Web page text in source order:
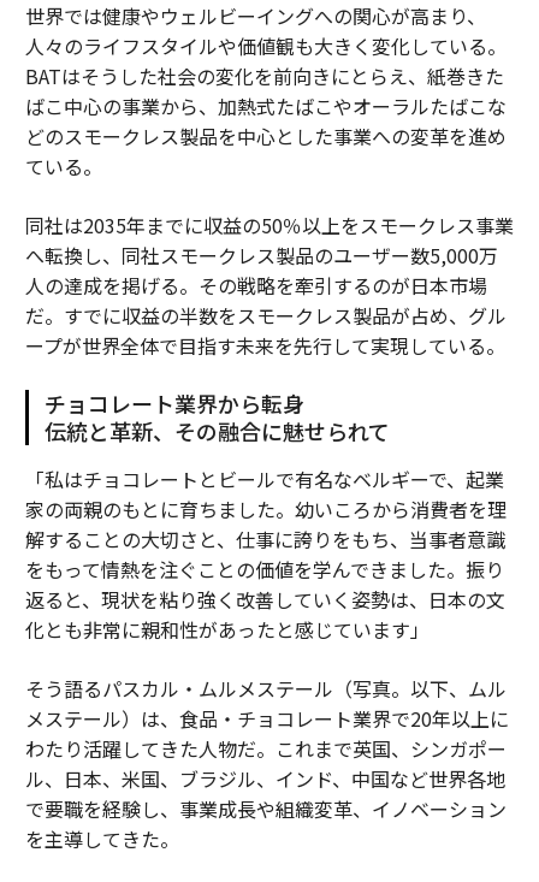
世界では健康やウェルビーイングへの関心が高まり、
人々のライフスタイルや価値観も大きく変化している。
BATはそうした社会の変化を前向きにとらえ、紙巻きた
ばこ中心の事業から、加熱式たばこやオーラルたばこな
どのスモークレス製品を中心とした事業への変革を進め
ている。
同社は2035年までに収益の50％以上をスモークレス事業
へ転換し、同社スモークレス製品のユーザー数5,000万
人の達成を掲げる。その戦略を牽引するのが日本市場
だ。すでに収益の半数をスモークレス製品が占め、グル
ープが世界全体で目指す未来を先行して実現している。
チョコレート業界から転身
伝統と革新、その融合に魅せられて
「私はチョコレートとビールで有名なベルギーで、起業
家の両親のもとに育ちました。幼いころから消費者を理
解することの大切さと、仕事に誇りをもち、当事者意識
をもって情熱を注ぐことの価値を学んできました。振り
返ると、現状を粘り強く改善していく姿勢は、日本の文
化とも非常に親和性があったと感じています」
そう語るパスカル・ムルメステール（写真。以下、ムル
メステール）は、食品・チョコレート業界で20年以上に
わたり活躍してきた人物だ。これまで英国、シンガポー
ル、日本、米国、ブラジル、インド、中国など世界各地
で要職を経験し、事業成長や組織変革、イノベーション
を主導してきた。